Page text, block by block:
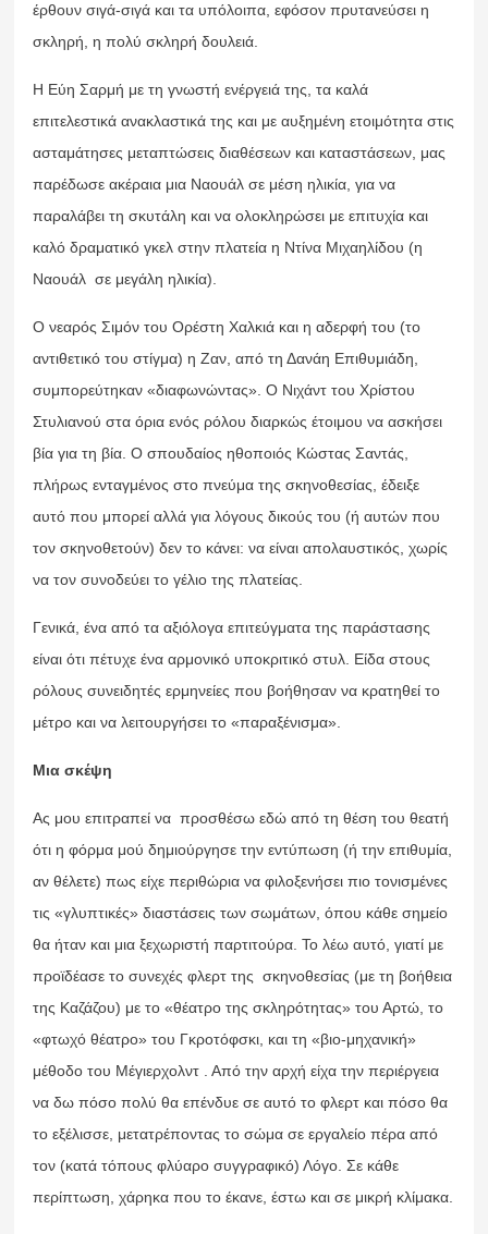
έρθουν σιγά-σιγά και τα υπόλοιπα, εφόσον πρυτανεύσει η
σκληρή, η πολύ σκληρή δουλειά.
Η Εύη Σαρμή με τη γνωστή ενέργειά της, τα καλά
επιτελεστικά ανακλαστικά της και με αυξημένη ετοιμότητα στις
ασταμάτησες μεταπτώσεις διαθέσεων και καταστάσεων, μας
παρέδωσε ακέραια μια Ναουάλ σε μέση ηλικία, για να
παραλάβει τη σκυτάλη και να ολοκληρώσει με επιτυχία και
καλό δραματικό γκελ στην πλατεία η Ντίνα Μιχαηλίδου (η
Ναουάλ σε μεγάλη ηλικία).
Ο νεαρός Σιμόν του Ορέστη Χαλκιά και η αδερφή του (το
αντιθετικό του στίγμα) η Ζαν, από τη Δανάη Επιθυμιάδη,
συμπορεύτηκαν «διαφωνώντας». Ο Νιχάντ του Χρίστου
Στυλιανού στα όρια ενός ρόλου διαρκώς έτοιμου να ασκήσει
βία για τη βία. Ο σπουδαίος ηθοποιός Κώστας Σαντάς,
πλήρως ενταγμένος στο πνεύμα της σκηνοθεσίας, έδειξε
αυτό που μπορεί αλλά για λόγους δικούς του (ή αυτών που
τον σκηνοθετούν) δεν το κάνει: να είναι απολαυστικός, χωρίς
να τον συνοδεύει το γέλιο της πλατείας.
Γενικά, ένα από τα αξιόλογα επιτεύγματα της παράστασης
είναι ότι πέτυχε ένα αρμονικό υποκριτικό στυλ. Είδα στους
ρόλους συνειδητές ερμηνείες που βοήθησαν να κρατηθεί το
μέτρο και να λειτουργήσει το «παραξένισμα».
Μια σκέψη
Ας μου επιτραπεί να προσθέσω εδώ από τη θέση του θεατή
ότι η φόρμα μού δημιούργησε την εντύπωση (ή την επιθυμία,
αν θέλετε) πως είχε περιθώρια να φιλοξενήσει πιο τονισμένες
τις «γλυπτικές» διαστάσεις των σωμάτων, όπου κάθε σημείο
θα ήταν και μια ξεχωριστή παρτιτούρα. Το λέω αυτό, γιατί με
προϊδέασε το συνεχές φλερτ της σκηνοθεσίας (με τη βοήθεια
της Καζάζου) με το «θέατρο της σκληρότητας» του Αρτώ, το
«φτωχό θέατρο» του Γκροτόφσκι, και τη «βιο-μηχανική»
μέθοδο του Μέγιερχολντ . Από την αρχή είχα την περιέργεια
να δω πόσο πολύ θα επένδυε σε αυτό το φλερτ και πόσο θα
το εξέλισσε, μετατρέποντας το σώμα σε εργαλείο πέρα από
τον (κατά τόπους φλύαρο συγγραφικό) Λόγο. Σε κάθε
περίπτωση, χάρηκα που το έκανε, έστω και σε μικρή κλίμακα.